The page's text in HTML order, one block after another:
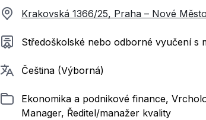
Krakovská 1366/25, Praha – Nové Město
Požadované vzdělání
Středoškolské nebo odborné vyučení s
Požadované jazyky
Čeština (Výborná)
ZařazenoEkonomika a podnikové finance,
Manager, Ředitel/manažer kvality